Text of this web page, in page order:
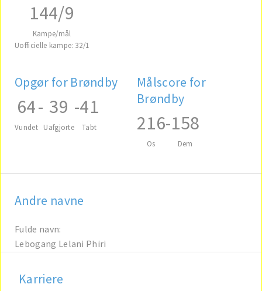
144/9
Kampe/mål
Uofficielle kampe: 32/1
Opgør for Brøndby
64
Vundet
- 39
Uafgjorte
-41
Tabt
Målscore for
Brøndby
216
Os
-158
Dem
Andre navne
Fulde navn:
Lebogang Lelani Phiri
Karriere